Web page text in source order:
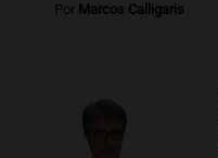
Por Marcos Calligaris